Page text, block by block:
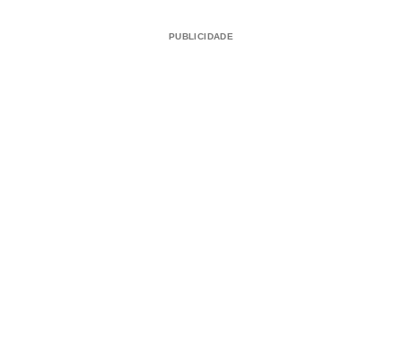
PUBLICIDADE